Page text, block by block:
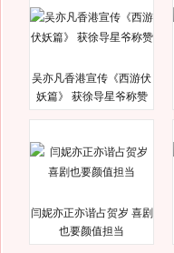
吴亦凡香港宣传《西游伏
妖篇》 获徐导星爷称赞
闫妮亦正亦谐占贺岁 喜剧
也要颜值担当